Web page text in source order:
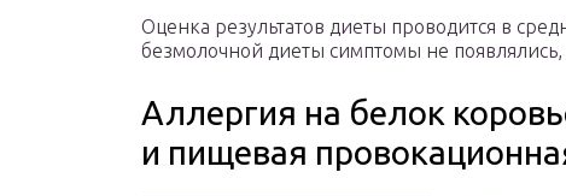
Оценка результатов диеты проводится в
безмолочной диеты симптомы не появлялись,
Аллергия на белок
и пищевая